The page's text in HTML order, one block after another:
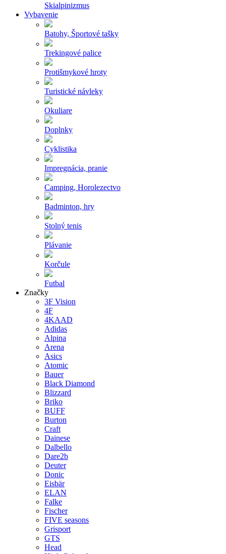
Skialpinizmus
Vybavenie
Batohy, Športové tašky
Trekingové palice
Protišmykové hroty
Turistické návleky
Okuliare
Doplnky
Cyklistika
Impregnácia, pranie
Camping, Horolezectvo
Badminton, hry
Stolný tenis
Plávanie
Korčule
Futbal
Značky
3F Vision
4F
4KAAD
Adidas
Alpina
Arena
Asics
Atomic
Bauer
Black Diamond
Blizzard
Briko
BUFF
Burton
Craft
Dainese
Dalbello
Dare2b
Deuter
Donic
Eisbär
ELAN
Falke
Fischer
FIVE seasons
Grisport
GTS
Head